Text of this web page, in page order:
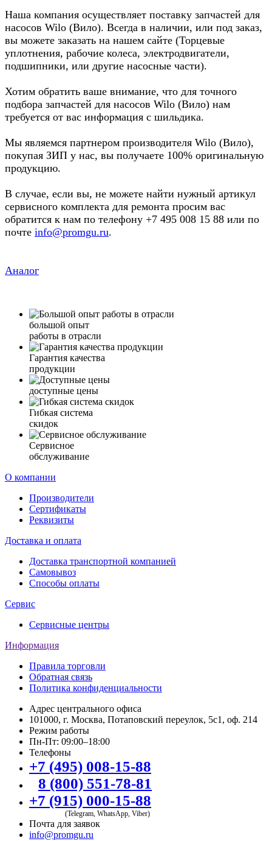
Наша компания осуществляет поставку запчастей для
насосов Wilo (Вило). Всегда в наличии, или под заказ,
вы можете заказать на нашем сайте (Торцевые
уплотнения, рабочие колеса, электродвигатели,
подшипники, или другие насосные части).
Хотим обратить ваше внимание, что для точного
подбора запчастей для насосов Wilo (Вило) нам
требуется от вас информация с шильдика.
Мы являемся партнером производителя Wilo (Вило),
покупая ЗИП у нас, вы получаете 100% оригинальную
продукцию.
В случае, если вы, не можете найти нужный артикул
сервисного комплекта для ремонта просим вас
обратится к нам по телефону +7 495 008 15 88 или по
почте info@promgu.ru.
Аналог
большой опыт
работы в отрасли
Гарантия качества
продукции
доступные цены
Гибкая система
скидок
Сервисное
обслуживание
О компании
Производители
Сертификаты
Реквизиты
Доставка и оплата
Доставка транспортной компанией
Самовывоз
Способы оплаты
Сервис
Сервисные центры
Информация
Правила торговли
Обратная связь
Политика конфиденциальности
Адрес центрального офиса
101000, г. Москва, Потаповский переулок, 5с1, оф. 214
Режим работы
Пн-Пт: 09:00–18:00
Телефоны
+7 (495) 008-15-88
8 (800) 551-78-81
+7 (915) 000-15-88
(Telegram, WhatsApp, Viber)
Почта для заявок
info@promgu.ru